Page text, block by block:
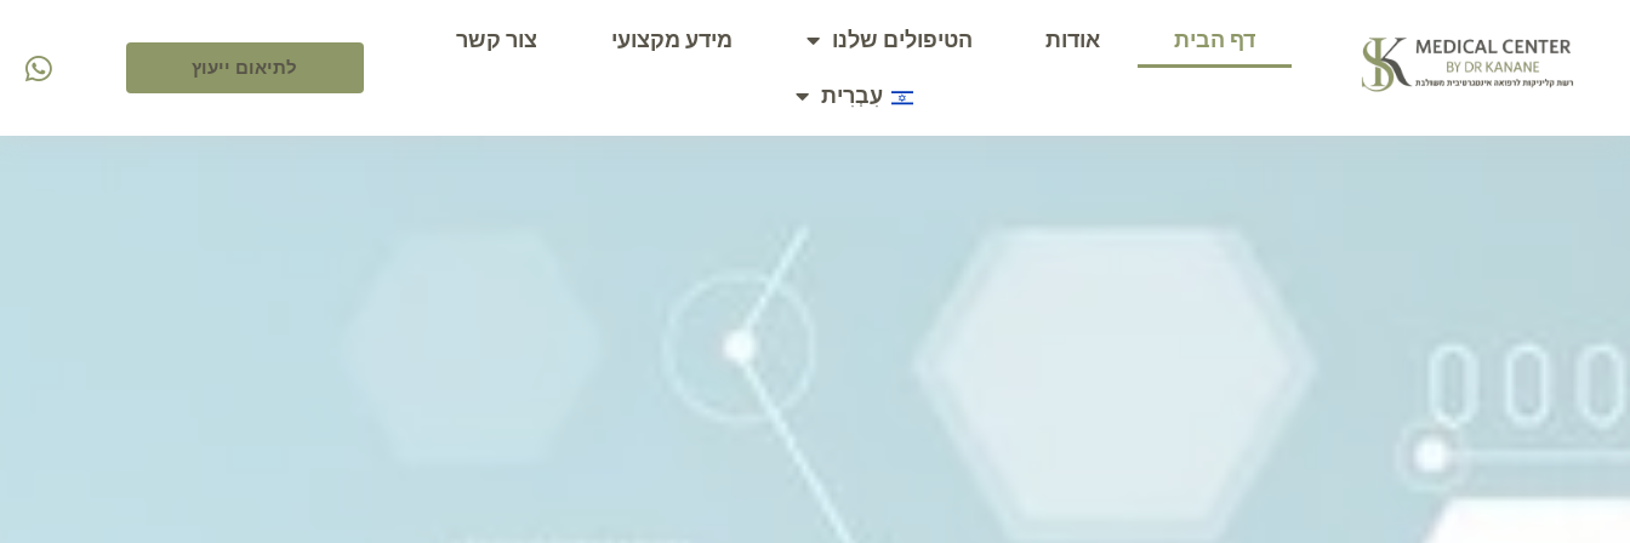
דף הבית אודות הטיפולים שלנו מידע מקצועי צור קשר
עִבְרִית
לתיאום ייעוץ